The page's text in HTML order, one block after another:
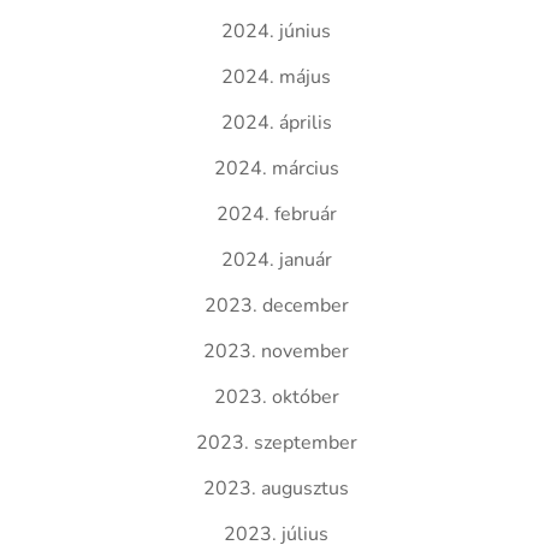
2024. június
2024. május
2024. április
2024. március
2024. február
2024. január
2023. december
2023. november
2023. október
2023. szeptember
2023. augusztus
2023. július